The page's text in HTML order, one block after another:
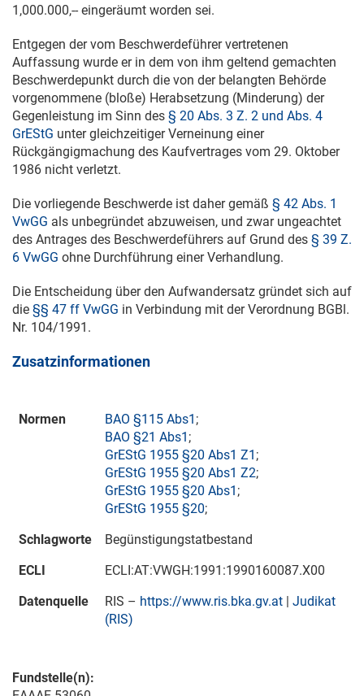
1,000.000,-- eingeräumt worden sei.
Entgegen der vom Beschwerdeführer vertretenen
Auffassung wurde er in dem von ihm geltend gemachten
Beschwerdepunkt durch die von der belangten Behörde
vorgenommene (bloße) Herabsetzung (Minderung) der
Gegenleistung im Sinn des § 20 Abs. 3 Z. 2 und Abs. 4
GrEStG unter gleichzeitiger Verneinung einer
Rückgängigmachung des Kaufvertrages vom 29. Oktober
1986 nicht verletzt.
Die vorliegende Beschwerde ist daher gemäß § 42 Abs. 1
VwGG als unbegründet abzuweisen, und zwar ungeachtet
des Antrages des Beschwerdeführers auf Grund des § 39 Z.
6 VwGG ohne Durchführung einer Verhandlung.
Die Entscheidung über den Aufwandersatz gründet sich auf
die §§ 47 ff VwGG in Verbindung mit der Verordnung BGBl.
Nr. 104/1991.
Zusatzinformationen
Normen BAO §115 Abs1 ;
BAO §21 Abs1 ;
GrEStG 1955 §20 Abs1 Z1 ;
GrEStG 1955 §20 Abs1 Z2;
GrEStG 1955 §20 Abs1 ;
GrEStG 1955 §20;
Schlagworte
Begünstigungstatbestand
ECLI
ECLI:AT:VWGH:1991:1990160087.X00
Datenquelle
RIS – https://www.ris.bka.gv.at | Judikat
(RIS)
Fundstelle(n):